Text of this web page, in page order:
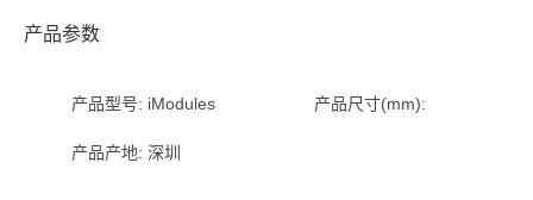
产品参数
产品型号: iModules 产品尺寸(mm):
产品产地: 深圳